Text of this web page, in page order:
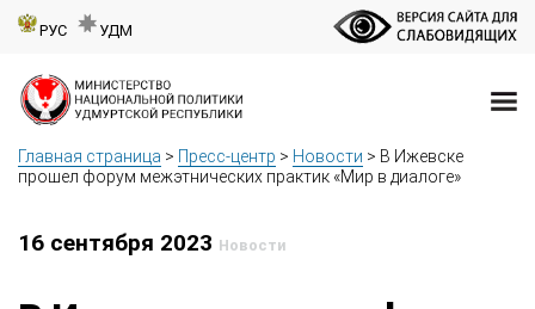
РУС УДМ
Главная страница > Пресс-центр > Новости > В Ижевске
прошел форум межэтнических практик «Мир в диалоге»
16 сентября 2023 Новости